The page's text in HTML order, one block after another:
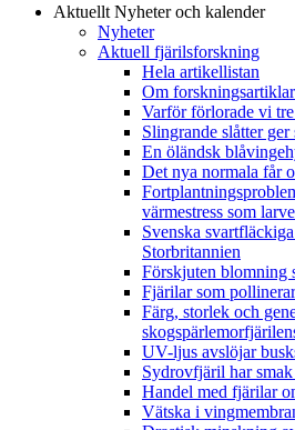
Aktuellt Nyheter och kalender
Nyheter
Aktuell fjärilsforskning
Hela artikellistan
Om
Varför förlorade vi
Slingrande slåtter
En öländsk
Det nya normala får
värmestress som
Svenska
Storbritannien
Förskjuten blomning
Fjärilar som
Färg, storlek och
UV-ljus avslöjar
Sydrovfjäril har
Handel med fjärilar
Vätska i